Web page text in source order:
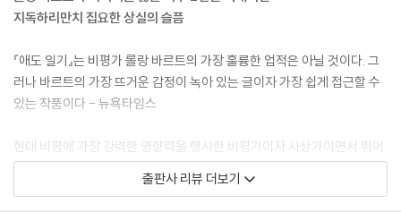
그 누구에게 이런 질문을 할 수 있을까(그것도 대답을 얻으리라는 희망을
우리가 그토록 사랑했던 사람을 잃고 그 사람 없이도 잘 살아간다면, 그건
우리가 그 사람을, 자기가 믿었던 것과는 달리, 그렇게 많이 사랑하지 않았
다는 걸까……?
1977년 11월 28일
춥다. 밤이다. 겨울이다. 나는 집 안에서 따뜻하지만, 그러나 혼자다. 그리
고 이런 밤에 나는 다시 깨닫는다: 이제 나는 이런 외로운 밤을 아주 당연한
일로 받아들이는 데 익숙해져야만 한다는 걸, 이런 고독 속에서 행동하고
지독하리만치 집요한 상실의 슬픔
『애도 일기』는 비평가 롤랑 바르트의 가장 훌륭한 업적은 아닐 것이다. 그
러나 바르트의 가장 뜨거운 감정이 녹아 있는 글이자 가장 쉽게 접근할 수
있는 작품이다 - 뉴욕타임스
현대 비평에 가장 강력한 영향력을 행사한 비평가이자 사상가이면서 뛰어
난 에세이스트인 롤랑 바르트. 『애도 일기』는 바르트의 책 가운데 그의 가
장 뜨거운 감정을 읽을 수 있는 에세이로 평가받는다. 사랑하는 사람을 떠
출판사 리뷰 더보기